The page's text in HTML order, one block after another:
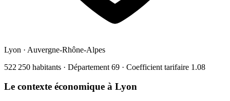
Lyon · Auvergne-Rhône-Alpes
522 250 habitants · Département 69 · Coefficient tarifaire 1.08
Le contexte économique à Lyon